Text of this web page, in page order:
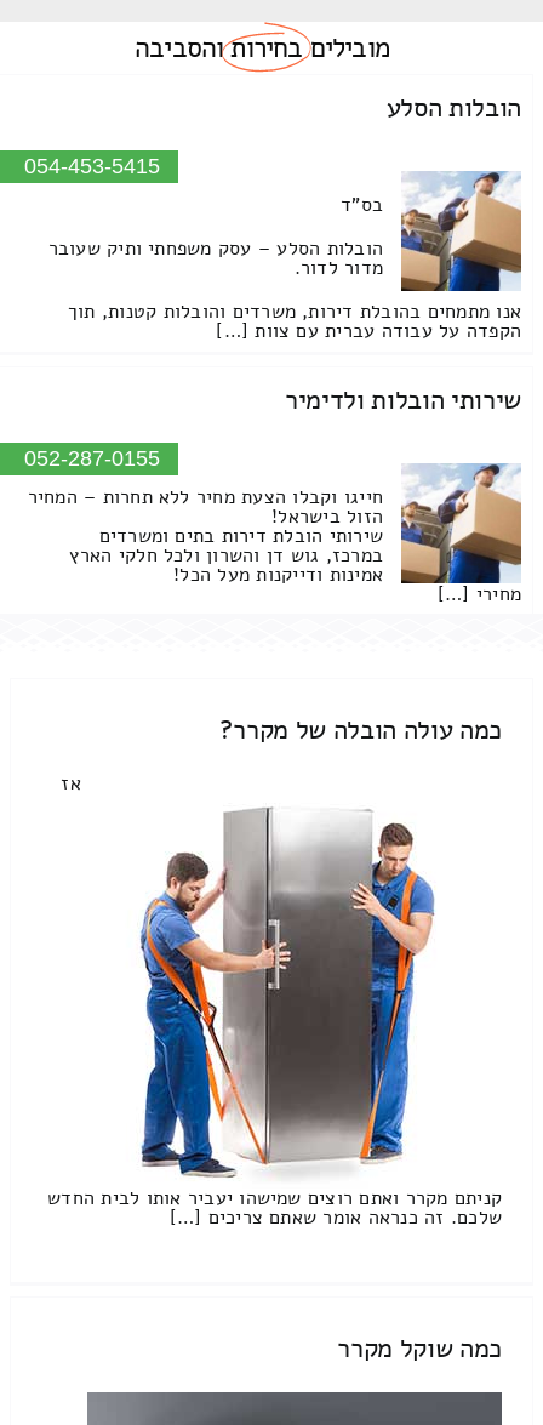
מוביליםבחירותוהסביבה
הובלות הסלע
054-453-5415
בס"ד
הובלות הסלע – עסק משפחתי ותיק שעובר
מדור לדור.
אנו מתמחים בהובלת דירות, משרדים והובלות קטנות, תוך
הקפדה על עבודה עברית עם צוות […]
שירותי הובלות ולדימיר
052-287-0155
חייגו וקבלו הצעת מחיר ללא תחרות – המחיר
הזול בישראל!
שירותי הובלת דירות בתים ומשרדים
במרכז, גוש דן והשרון ולכל חלקי הארץ
אמינות ודייקנות מעל הכל!
מחירי […]
כמה עולה הובלה של מקרר?
אז
קניתם מקרר ואתם רוצים שמישהו יעביר אותו לבית החדש
שלכם. זה כנראה אומר שאתם צריכים […]
כמה שוקל מקרר